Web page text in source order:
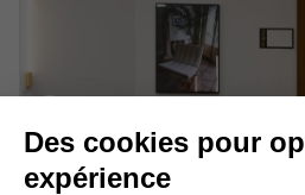
Des cookies pour
expérience